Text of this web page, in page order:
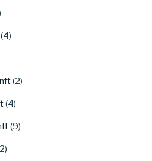
(4)
(2)
(4)
(9)